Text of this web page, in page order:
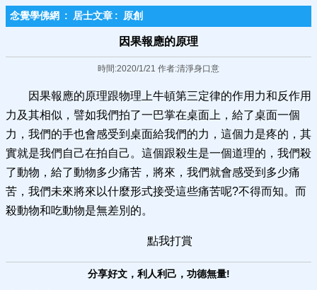
念覺學佛網 : 居士文章 : 原創
因果報應的原理
時間:2020/1/21 作者:清淨身口意
因果報應的原理跟物理上牛頓第三定律的作用力和反作用
力及其相似，譬如我們拍了一巴掌在桌面上，給了桌面一個
力，我們的手也會感受到桌面給我們的力，這個力是疼的，其
實就是我們自己在拍自己。這個跟殺生是一個道理的，我們殺
了動物，給了動物多少痛苦，將來，我們就會感受到多少痛
苦，我們未來將來以什麼形式接受這些痛苦呢?不得而知。而
殺動物和吃動物是無差別的。
點我打賞
分享好文，利人利己，功德無量!